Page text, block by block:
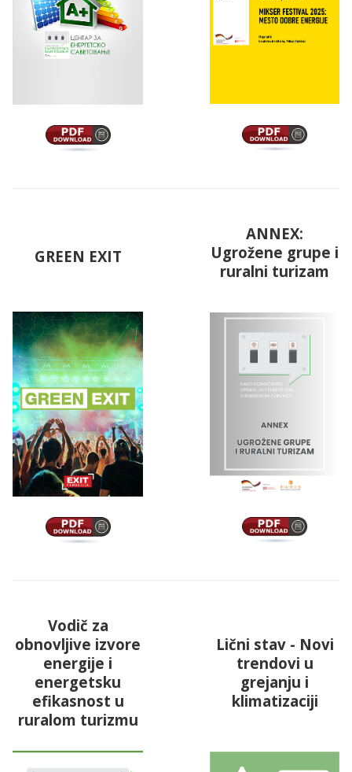
GREEN EXIT
ANNEX:
Ugrožene grupe i
ruralni turizam
Vodič za
obnovljive izvore
energije i
energetsku
efikasnost u
ruralom turizmu
Lični stav - Novi
trendovi u
grejanju i
klimatizaciji